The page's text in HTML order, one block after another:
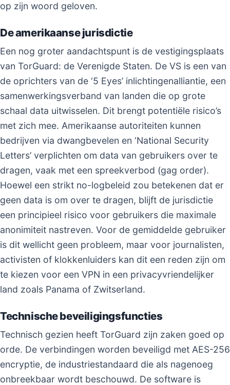
op zijn woord geloven.
De amerikaanse jurisdictie
Een nog groter aandachtspunt is de vestigingsplaats
van TorGuard: de Verenigde Staten. De VS is een van
de oprichters van de ‘5 Eyes’ inlichtingenalliantie, een
samenwerkingsverband van landen die op grote
schaal data uitwisselen. Dit brengt potentiële risico’s
met zich mee. Amerikaanse autoriteiten kunnen
bedrijven via dwangbevelen en ‘National Security
Letters’ verplichten om data van gebruikers over te
dragen, vaak met een spreekverbod (gag order).
Hoewel een strikt no-logbeleid zou betekenen dat er
geen data is om over te dragen, blijft de jurisdictie
een principieel risico voor gebruikers die maximale
anonimiteit nastreven. Voor de gemiddelde gebruiker
is dit wellicht geen probleem, maar voor journalisten,
activisten of klokkenluiders kan dit een reden zijn om
te kiezen voor een VPN in een privacyvriendelijker
land zoals Panama of Zwitserland.
Technische beveiligingsfuncties
Technisch gezien heeft TorGuard zijn zaken goed op
orde. De verbindingen worden beveiligd met AES-256
encryptie, de industriestandaard die als nagenoeg
onbreekbaar wordt beschouwd. De software is